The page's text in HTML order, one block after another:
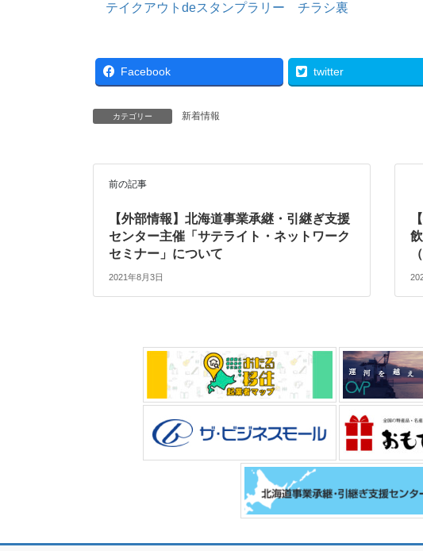
テイクアウトdeスタンプラリー チラシ裏
Facebook twitter
カテゴリー 新着情報
前の記事
【外部情報】北海道事業承継・引継ぎ支援
センター主催「サテライト・ネットワーク
セミナー」について
2021年8月3日